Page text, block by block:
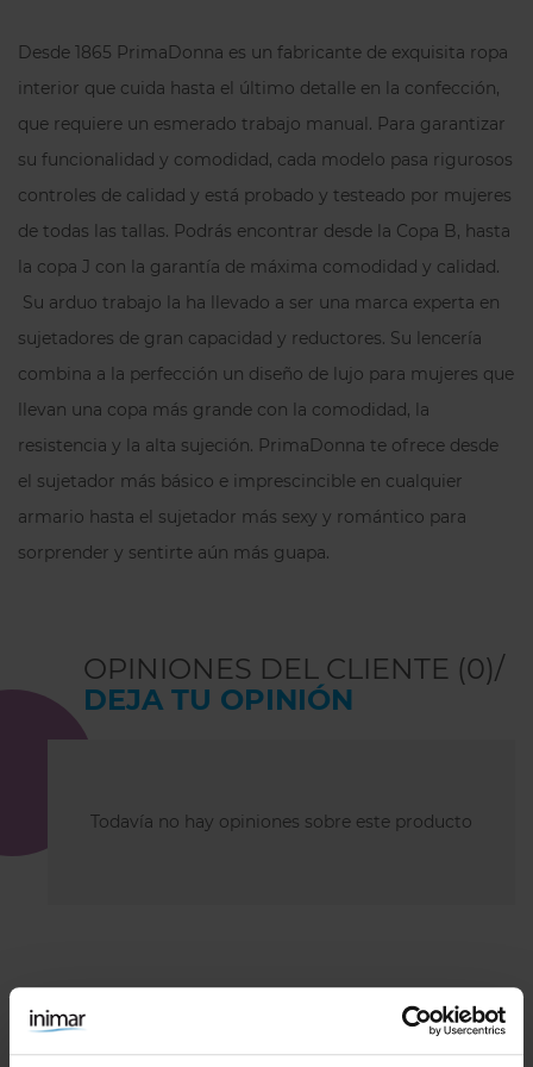
Desde 1865 PrimaDonna es un fabricante de exquisita ropa
interior que cuida hasta el último detalle en la confección,
que requiere un esmerado trabajo manual. Para garantizar
su funcionalidad y comodidad, cada modelo pasa rigurosos
controles de calidad y está probado y testeado por mujeres
de todas las tallas. Podrás encontrar desde la Copa B, hasta
la copa J con la garantía de máxima comodidad y calidad.
Su arduo trabajo la ha llevado a ser una marca experta en
sujetadores de gran capacidad y reductores. Su lencería
combina a la perfección un diseño de lujo para mujeres que
llevan una copa más grande con la comodidad, la
resistencia y la alta sujeción. PrimaDonna te ofrece desde
el sujetador más básico e imprescincible en cualquier
armario hasta el sujetador más sexy y romántico para
sorprender y sentirte aún más guapa.
OPINIONES DEL CLIENTE (0)/
DEJA TU OPINIÓN
Todavía no hay opiniones sobre este producto
COMBÍNALO CON